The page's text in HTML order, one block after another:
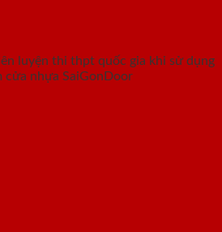
luyện thi thpt quốc gia khi sử dụng
cửa nhựa SaiGonDoor